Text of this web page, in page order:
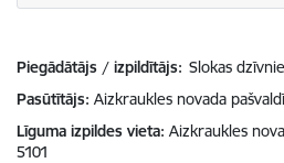
Piegādātājs / izpildītājs: Slokas
Pasūtītājs Aizkraukles novada
Līguma izpildes vieta Aizkraukles
5101